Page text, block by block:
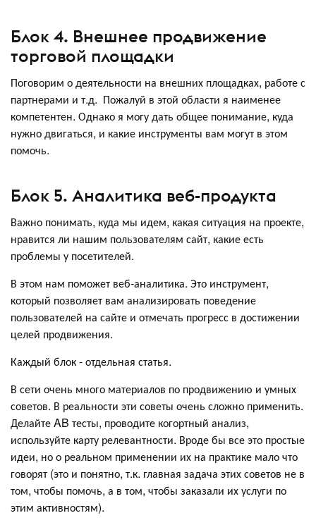
Блок 4. Внешнее продвижение
торговой площадки
Поговорим о деятельности на внешних площадках, работе с
партнерами и т.д. Пожалуй в этой области я наименее
компетентен. Однако я могу дать общее понимание, куда
нужно двигаться, и какие инструменты вам могут в этом
помочь.
Блок 5. Аналитика веб-продукта
Важно понимать, куда мы идем, какая ситуация на проекте,
нравится ли нашим пользователям сайт, какие есть
проблемы у посетителей.
В этом нам поможет веб-аналитика. Это инструмент,
который позволяет вам анализировать поведение
пользователей на сайте и отмечать прогресс в достижении
целей продвижения.
Каждый блок - отдельная статья.
В сети очень много материалов по продвижению и умных
советов. В реальности эти советы очень сложно применить.
Делайте AB тесты, проводите когортный анализ,
используйте карту релевантности. Вроде бы все это простые
идеи, но о реальном применении их на практике мало что
говорят (это и понятно, т.к. главная задача этих советов не в
том, чтобы помочь, а в том, чтобы заказали их услуги по
этим активностям).